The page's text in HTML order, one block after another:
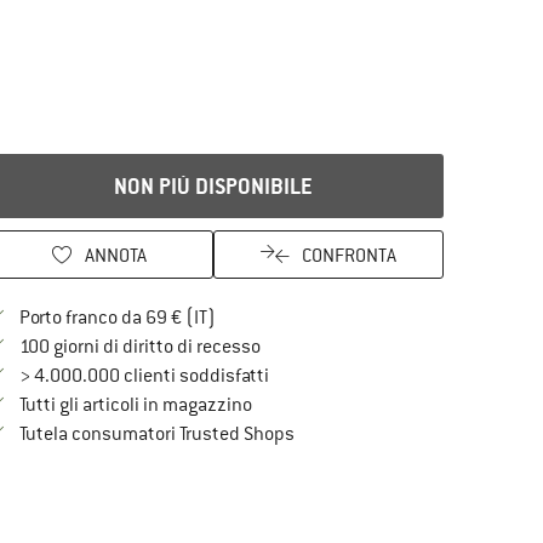
NON PIÙ DISPONIBILE
ANNOTA CONFRONTA
Porto franco da 69 € (IT)
100 giorni di diritto di recessoVai alla politica di recesso qui Si
> 4.000.000 clienti soddisfatti
Tutti gli articoli in magazzino
Tutela consumatori Trusted ShopsTrovi tutte le informazioni qui!